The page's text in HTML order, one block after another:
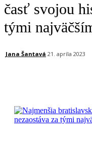
časť svojou
tými
Jana Šantavá 21. apríla 2023